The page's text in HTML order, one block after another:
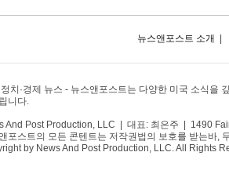
뉴스앤포스트 소개
치·경제 뉴스 - 뉴스앤포스트는 다양한 미국 소식을
니다.
And Post Production, LLC | 대표: 최은주 | 1490
포스트의 모든 콘텐트는 저작권법의 보호를 받는바,
by News And Post Production, LLC. All Rights